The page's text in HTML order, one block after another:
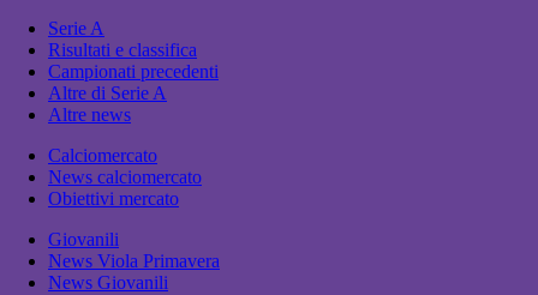
Serie A
Risultati e classifica
Campionati precedenti
Altre di Serie A
Altre news
Calciomercato
News calciomercato
Obiettivi mercato
Giovanili
News Viola Primavera
News Giovanili